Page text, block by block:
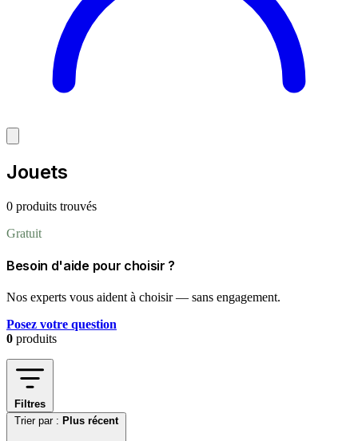
Jouets
0 produits trouvés
Gratuit
Besoin d'aide pour choisir ?
Nos experts vous aident à choisir — sans engagement.
Posez votre question
0 produits
Filtres
Trier par : Plus récent